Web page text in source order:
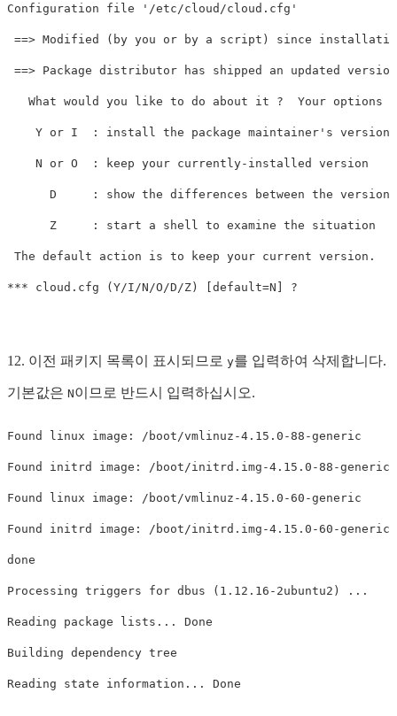
Configuration file '/etc/cloud/cloud.cfg'
==> Modified (by you or by a script) since
==> Package distributor has shipped an updated
What would you like to do about it ?  Your options
    Y or I  : install the package maintainer's version
    N or O  : keep your currently-installed version
      D     : show the differences between the versions
      Z     : start a shell to examine the situation
The default action is to keep your current version.
12. 이전 패키지 목록이 표시되므로 y를 입력하여 삭제합니다.
기본값은 N이므로 반드시 입력하십시오.
Found linux image: /boot/vmlinuz-4.15.0-88-generic
Found initrd image: /boot/initrd.img-4.15.0-88-generic
Found linux image: /boot/vmlinuz-4.15.0-60-generic
Found initrd image: /boot/initrd.img-4.15.0-60-generic
done
Processing triggers for dbus (1.12.16-2ubuntu2) ...
Reading package lists... Done
Building dependency tree
Reading state information... Done